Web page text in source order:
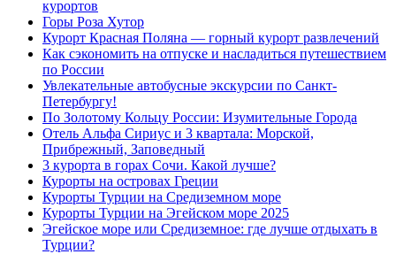
курортов
Горы Роза Хутор
Курорт Красная Поляна — горный курорт развлечений
Как сэкономить на отпуске и насладиться путешествием
по России
Увлекательные автобусные экскурсии по Санкт-
Петербургу!
По Золотому Кольцу России: Изумительные Города
Отель Альфа Сириус и 3 квартала: Морской,
Прибрежный, Заповедный
3 курорта в горах Сочи. Какой лучше?
Курорты на островах Греции
Курорты Турции на Средиземном море
Курорты Турции на Эгейском море 2025
Эгейское море или Средиземное: где лучше отдыхать в
Турции?